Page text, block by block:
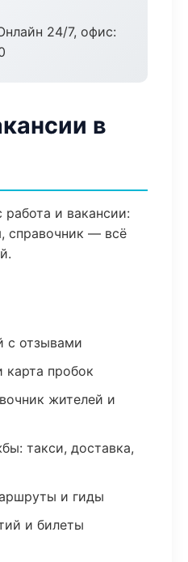
24/7, офис:
в
и вакансии:
справочник — всё
с отзывами
карта пробок
жителей и
такси, доставка,
и гиды
и билеты